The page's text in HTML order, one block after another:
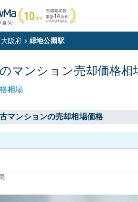
大阪府 緑地公園駅
のマンション売却価格相
相場
マンションの売却相場価格